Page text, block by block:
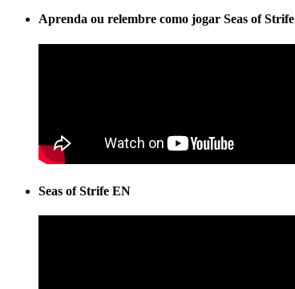
Aprenda ou relembre como jogar Seas of Strife
Seas of Strife EN